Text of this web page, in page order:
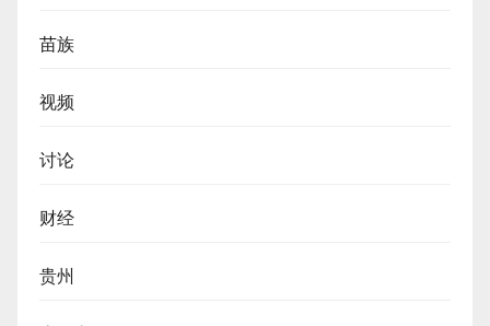
苗族
视频
讨论
财经
贵州